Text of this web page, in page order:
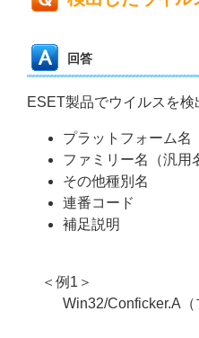
回答
ESET製品でウイルスを
プラットフォーム名
ファミリー名（汎用
その他種別名
連番コード
補足説明
＜例1＞
Win32/Conficker.A